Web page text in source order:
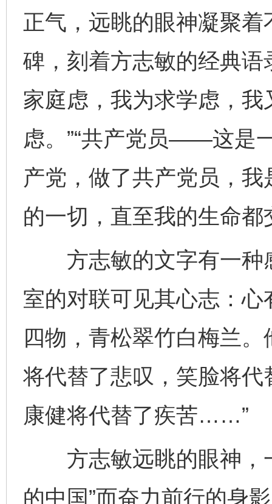
正气，远眺的眼神凝聚
碑，刻着方志敏的经典语
家庭虑，我为求学虑，
虑。”“共产党员——这是
产党，做了共产党员，
的一切，直至我的生命都
方志敏的文字有一种
室的对联可见其心志：
四物，青松翠竹白梅兰
将代替了悲叹，笑脸将
康健将代替了疾苦……”
方志敏远眺的眼神，
的中国”而奋力前行的身